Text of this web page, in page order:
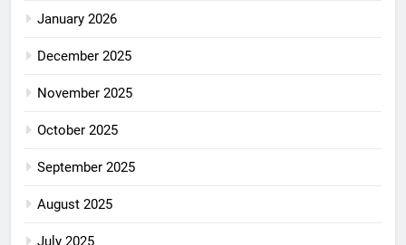
January 2026
December 2025
November 2025
October 2025
September 2025
August 2025
July 2025